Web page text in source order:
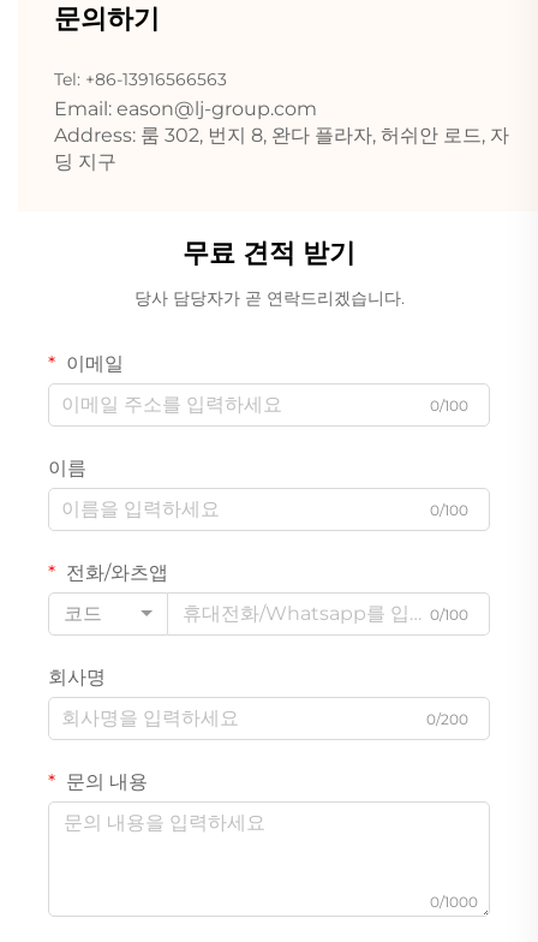
문의하기
Tel: +86-13916566563
Email: eason@lj-group.com
Address: 룸 302, 번지 8, 완다 플라자, 허쉬안 로드, 자
딩 지구
무료 견적 받기
당사 담당자가 곧 연락드리겠습니다.
이메일
0/100
이름
0/100
전화/와츠앱
코드
0/100
회사명
0/200
문의 내용
0/1000